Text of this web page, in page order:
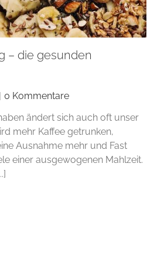
– die gesunden
0 Kommentare
ändert sich auch oft unser
mehr Kaffee getrunken,
Ausnahme mehr und Fast
einer ausgewogenen Mahlzeit.